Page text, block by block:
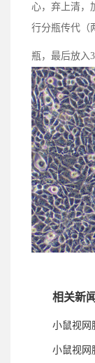
心，弃上清，
行分瓶传代（
瓶，最后放入
相关新闻
小鼠视网
小鼠视网